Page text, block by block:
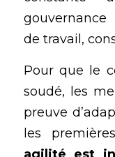
gouvernance
de travail,
Pour que le
soudé, les
preuve
les